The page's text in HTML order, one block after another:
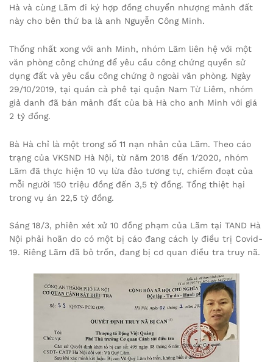
Hà và cùng Lãm đi ký hợp đồng chuyển nhượng mảnh đất
này cho bên thứ ba là anh Nguyễn Công Minh.
Thống nhất xong với anh Minh, nhóm Lãm liên hệ với một
văn phòng công chứng để yêu cầu công chứng quyền sử
dụng đất và yêu cầu công chứng ở ngoài văn phòng. Ngày
29/10/2019, tại quán cà phê tại quận Nam Từ Liêm, nhóm
giả danh đã bán mảnh đất của bà Hà cho anh Minh với giá
2 tỷ đồng.
Bà Hà chỉ là một trong số 11 nạn nhân của Lãm. Theo cáo
trạng của VKSND Hà Nội, từ năm 2018 đến 1/2020, nhóm
Lãm đã thực hiện 10 vụ lừa đảo tương tự, chiếm đoạt của
mỗi người 150 triệu đồng đến 3,5 tỷ đồng. Tổng thiệt hại
trong vụ án 22,5 tỷ đồng.
Sáng 18/3, phiên xét xử 10 đồng phạm của Lãm tại TAND Hà
Nội phải hoãn do có một bị cáo đang cách ly điều trị Covid-
19. Riêng Lãm đã bỏ trốn, đang bị cơ quan điều tra truy nã.